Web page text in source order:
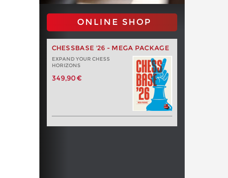
ONLINE SHOP
CHESSBASE '26 - MEGA PACKAGE
EXPAND YOUR CHESS
HORIZONS
349,90 €